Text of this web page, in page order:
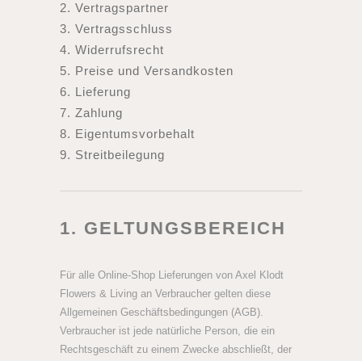
2. Vertragspartner
3. Vertragsschluss
4. Widerrufsrecht
5. Preise und Versandkosten
6. Lieferung
7. Zahlung
8. Eigentumsvorbehalt
9. Streitbeilegung
1. GELTUNGSBEREICH
Für alle Online-Shop Lieferungen von Axel Klodt
Flowers & Living an Verbraucher gelten diese
Allgemeinen Geschäftsbedingungen (AGB).
Verbraucher ist jede natürliche Person, die ein
Rechtsgeschäft zu einem Zwecke abschließt, der